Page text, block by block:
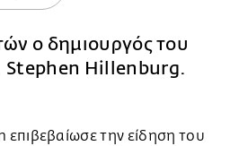
ο δημιουργός του
Hillenburg.
την είδηση του